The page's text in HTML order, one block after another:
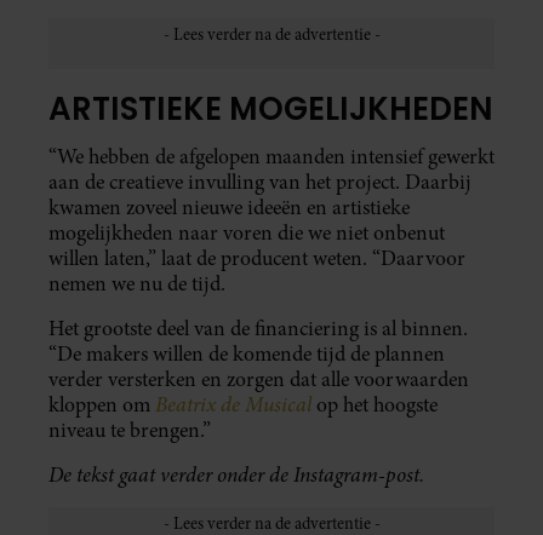
ARTISTIEKE MOGELIJKHEDEN
“We hebben de afgelopen maanden intensief gewerkt
aan de creatieve invulling van het project. Daarbij
kwamen zoveel nieuwe ideeën en artistieke
mogelijkheden naar voren die we niet onbenut
willen laten,” laat de producent weten. “Daarvoor
nemen we nu de tijd.
Het grootste deel van de financiering is al binnen.
“De makers willen de komende tijd de plannen
verder versterken en zorgen dat alle voorwaarden
kloppen om Beatrix de Musical op het hoogste
niveau te brengen.”
De tekst gaat verder onder de Instagram-post.